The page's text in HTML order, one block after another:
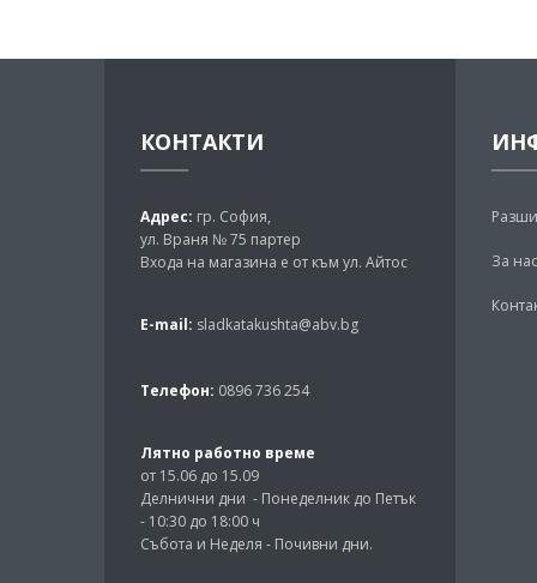
КОНТАКТИ
Адрес: гр. София,
ул. Враня № 75 партер
Входа на магазина е от към ул. Айтос
E-mail: sladkatakushta@abv.bg
Телефон: 0896 736 254
Лятно работно време
от 15.06 до 15.09
Делнични дни - Понеделник до Петък
- 10:30 до 18:00 ч
Събота и Неделя - Почивни дни.
За нас